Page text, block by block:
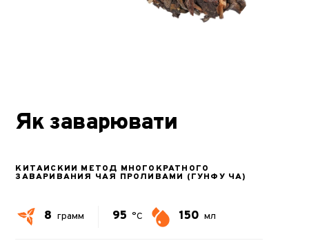
Як заварювати
КИТАЙСКИЙ МЕТОД МНОГОКРАТНОГО
ЗАВАРИВАНИЯ ЧАЯ ПРОЛИВАМИ (ГУНФУ ЧА)
8 грамм 95 °C 150 мл